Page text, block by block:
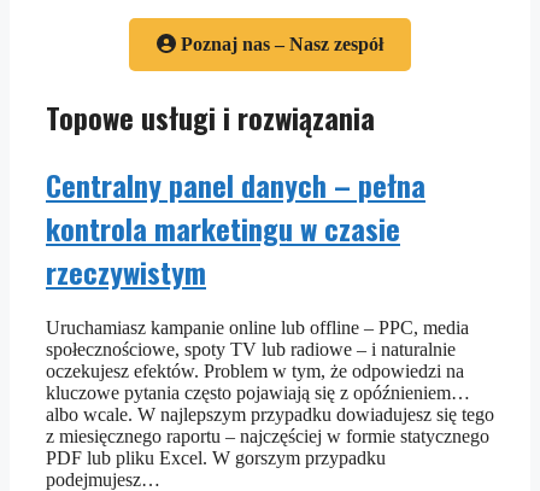
Poznaj nas – Nasz zespół
Topowe usługi i rozwiązania
Centralny panel danych – pełna
kontrola marketingu w czasie
rzeczywistym
Uruchamiasz kampanie online lub offline – PPC, media
społecznościowe, spoty TV lub radiowe – i naturalnie
oczekujesz efektów. Problem w tym, że odpowiedzi na
kluczowe pytania często pojawiają się z opóźnieniem…
albo wcale. W najlepszym przypadku dowiadujesz się tego
z miesięcznego raportu – najczęściej w formie statycznego
PDF lub pliku Excel. W gorszym przypadku
podejmujesz…